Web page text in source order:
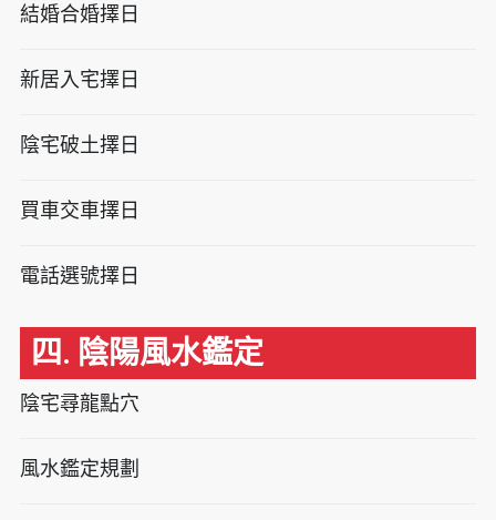
結婚合婚擇日
新居入宅擇日
陰宅破土擇日
買車交車擇日
電話選號擇日
四. 陰陽風水鑑定
陰宅尋龍點穴
風水鑑定規劃